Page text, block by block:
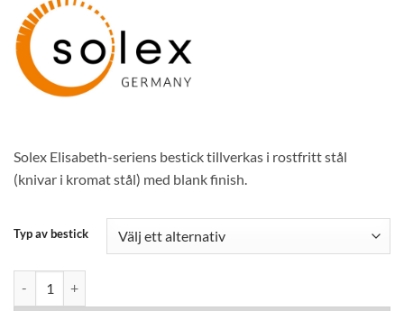
Solex Elisabeth-seriens bestick tillverkas i rostfritt stål
(knivar i kromat stål) med blank finish.
Typ av bestick